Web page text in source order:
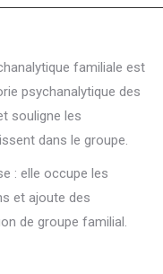
familiale est
psychanalytique des
souligne les
dans le groupe.
: elle occupe les
et ajoute des
de groupe familial.